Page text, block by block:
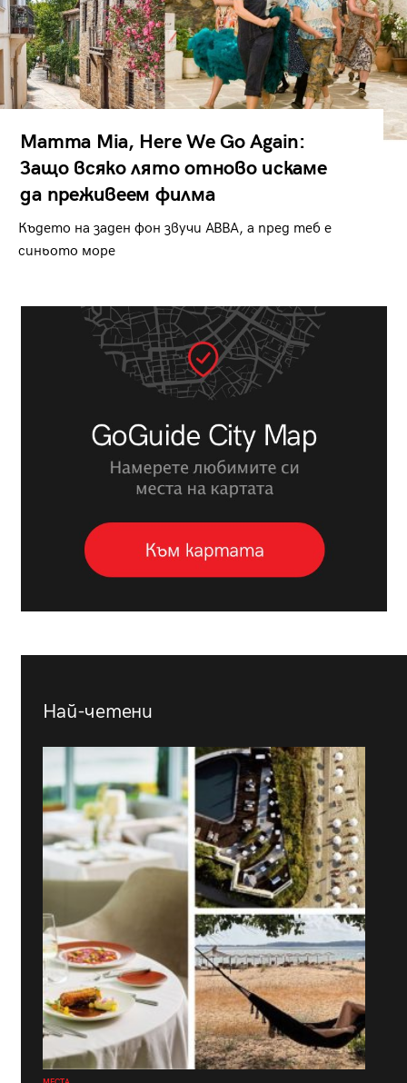
Mamma Mia, Here We Go Again:
Защо всяко лято отново искаме
да преживеем филма
Където на заден фон звучи ABBA, а пред теб е
синьото море
Най-четени